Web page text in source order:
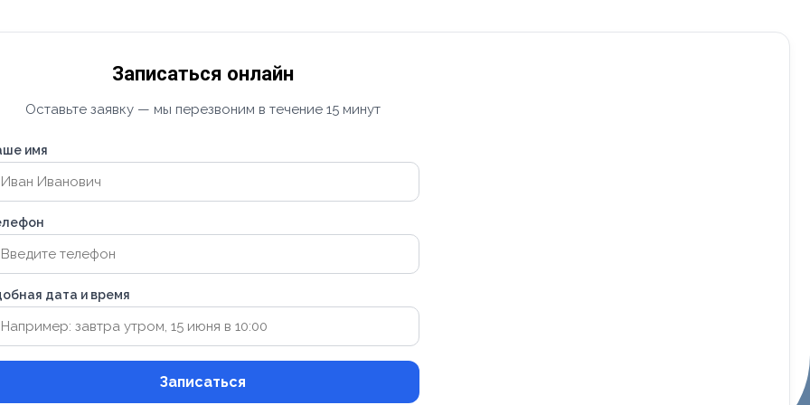
Записаться онлайн
Оставьте заявку — мы перезвоним в течение 15 минут
имя
дата и время
Записаться